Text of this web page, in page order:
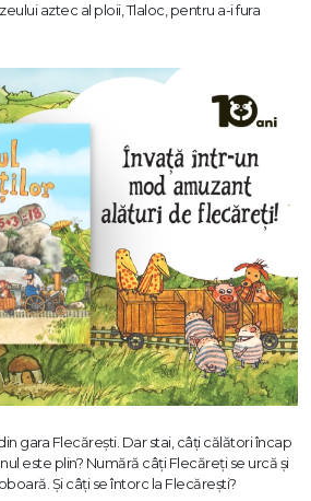
aztec al ploii, Tlaloc, pentru a-i fura
gara Flecărești. Dar stai, câți călători încap
este plin? Numără câți Flecăreți se urcă și
Și câți se întorc la Flecărești?